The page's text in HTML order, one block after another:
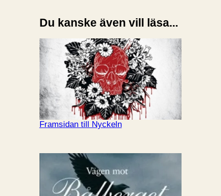
Du kanske även vill läsa...
Framsidan till Nyckeln